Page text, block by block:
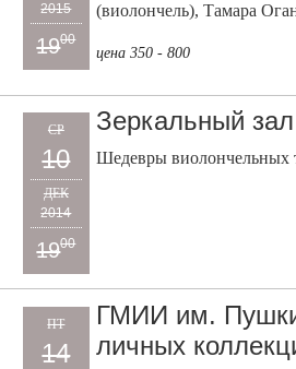
2015
1900
(виолончель), Тамара
цена 350 - 800
СР
10
ДЕК
2014
1900
Зеркальный
Шедевры виолончельных
ПТ
14
ГМИИ им.
личных